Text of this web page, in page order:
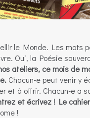
le Monde. Les mots
Oui, la Poésie
ateliers, ce mois de
Chacun-e peut venir y
et à offrir. Chacun-e a
et écrivez ! Le
!